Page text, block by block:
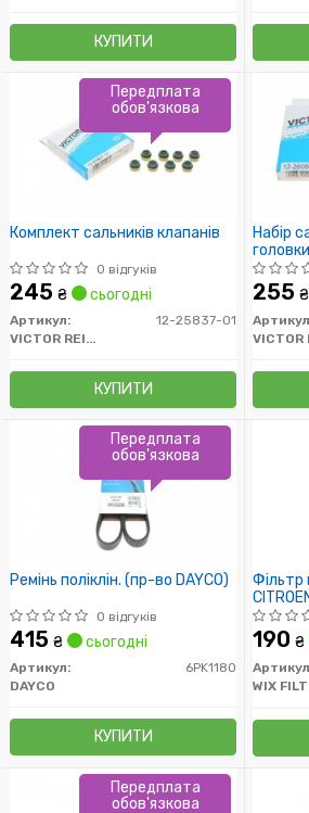
КУПИТИ
Комплект сальників клапанів
0 відгуків
245 ₴ сьогодні
Артикул:
12-25837-01
VICTOR REINZ
КУПИТИ
Передплата
обов'язкова
Набір
255 ₴
Ремінь поліклін. (пр-во DAYCO)
0 відгуків
415 ₴ сьогодні
Артикул:
6PK1180
DAYCO
КУПИТИ
Передплата
обов'язкова
Фільтр
во
190 ₴
WIX
Передплата
обов'язкова